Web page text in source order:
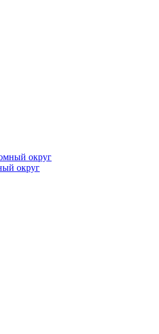
округ
округ